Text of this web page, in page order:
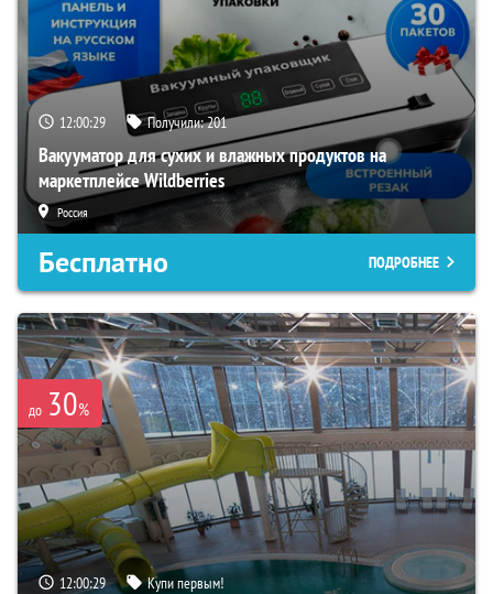
12:00:28 Получили:201
Вакууматор для сухих и влажных продуктов на
маркетплейсе Wildberries
Россия
Бесплатно ПОДРОБНЕЕ
до 30%
12:00:28 Купи первым!